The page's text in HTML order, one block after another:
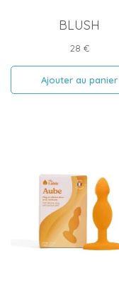
BLUSH
Prix
28 €
Ajouter au panier